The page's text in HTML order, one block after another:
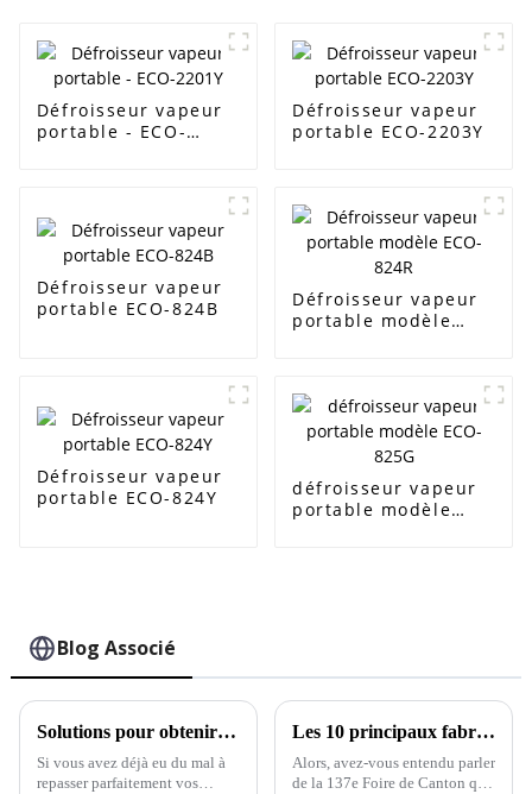
Défroisseur vapeur
portable - ECO-
Défroisseur vapeur
portable ECO-2203Y
Défroisseur vapeur
portable ECO-824B
Défroisseur vapeur
portable modèle
Défroisseur vapeur
portable ECO-824Y
défroisseur vapeur
portable modèle
Blog Associé
Solutions pour obtenir des vêtements parfaitement repassés avec un bon fer à vapeur
Si vous avez déjà eu du mal à
repasser parfaitement vos
Les 10 principaux fabricants chinois de défroisseurs vapeur pour vêtements présentés à la 137e Foire de Canton
Alors, avez-vous entendu parler
de la 137e Foire de Canton qui